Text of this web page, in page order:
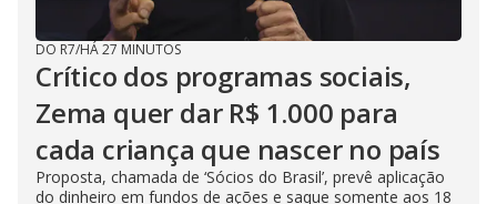
DO R7/HÁ 27 MINUTOS
Crítico dos programas sociais,
Zema quer dar R$ 1.000 para
cada criança que nascer no país
Proposta, chamada de ‘Sócios do Brasil’, prevê aplicação
do dinheiro em fundos de ações e saque somente aos 18